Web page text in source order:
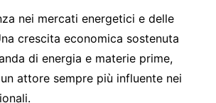
nei mercati energetici e delle
crescita economica sostenuta
di energia e materie prime,
un attore sempre più influente nei